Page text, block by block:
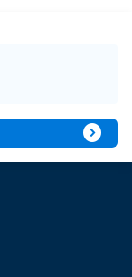
expand_circle_right